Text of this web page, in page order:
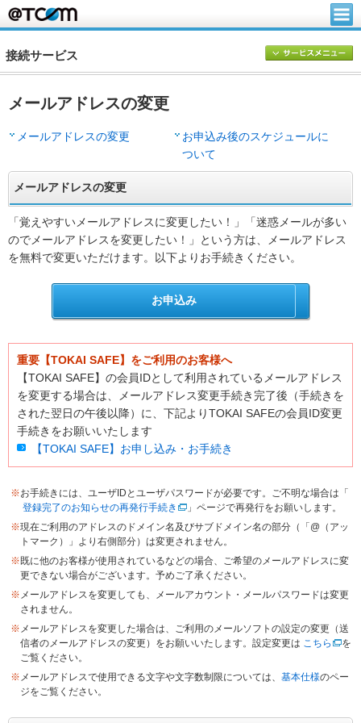
接続サービス
メールアドレスの変更
メールアドレスの変更
お申込み後のスケジュールに
ついて
メールアドレスの変更
「覚えやすいメールアドレスに変更したい！」「迷惑メールが多い
のでメールアドレスを変更したい！」という方は、メールアドレス
を無料で変更いただけます。以下よりお手続きください。
お申込み
重要【TOKAI SAFE】をご利用のお客様へ
【TOKAI SAFE】の会員IDとして利用されているメールアドレス
を変更する場合は、メールアドレス変更手続き完了後（手続きを
された翌日の午後以降）に、下記よりTOKAI SAFEの会員ID変更
手続きをお願いいたします
【TOKAI SAFE】お申し込み・お手続き
※お手続きには、ユーザIDとユーザパスワードが必要です。ご不明な場合は「
登録完了のお知らせの再発行手続き
」ページで再発行をお願いします。
※現在ご利用のアドレスのドメイン名及びサブドメイン名の部分（「@（アッ
トマーク）」より右側部分）は変更されません。
※既に他のお客様が使用されているなどの場合、ご希望のメールアドレスに変
更できない場合がございます。予めご了承ください。
※ メールアドレスを変更しても、メールアカウント・メールパスワードは変更
されません。
※ メールアドレスを変更した場合は、ご利用のメールソフトの設定の変更（送
信者のメールアドレスの変更）をお願いいたします。設定変更は こちら
を
ご覧ください。
※ メールアドレスで使用できる文字や文字数制限については、 基本仕様のペー
ジをご覧ください。